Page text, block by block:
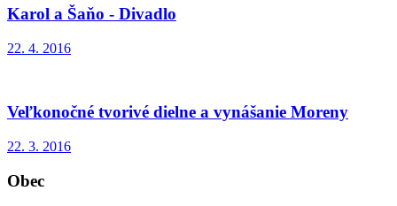
Karol a Šaňo - Divadlo
22. 4. 2016
Veľkonočné tvorivé dielne a vynášanie Moreny
22. 3. 2016
Obec